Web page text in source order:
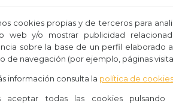
cookies propias y de terceros para
web y/o mostrar publicidad
sobre la base de un perfil elaborado
de navegación (por ejemplo, páginas
información consulta la política de cookies
aceptar todas las cookies pulsando